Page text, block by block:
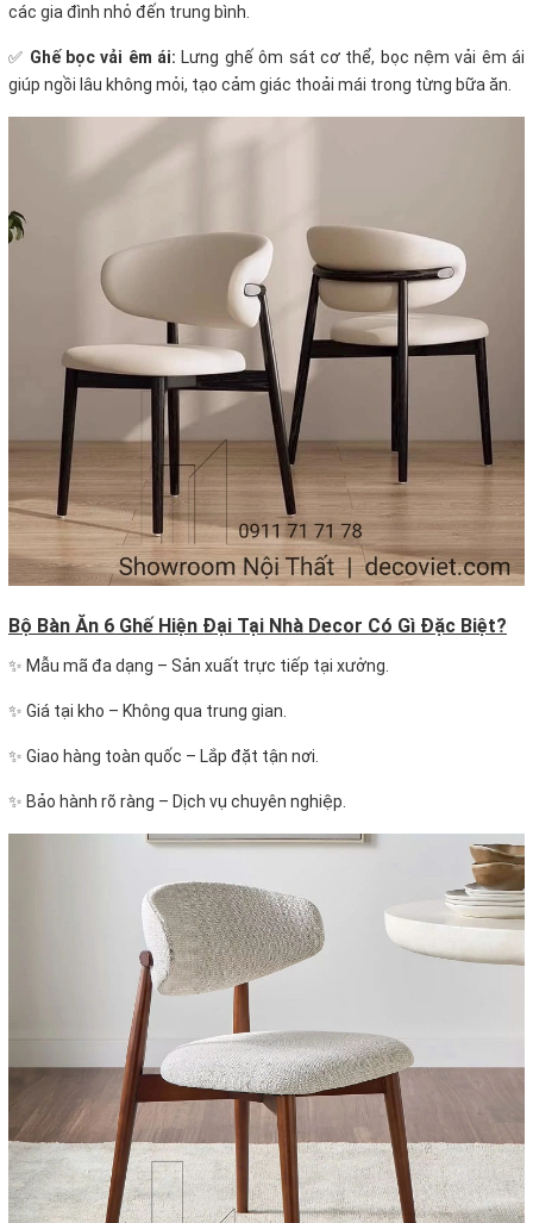
các gia đình nhỏ đến trung bình.
✅ Ghế bọc vải êm ái: Lưng ghế ôm sát cơ thể, bọc nệm vải êm ái
giúp ngồi lâu không mỏi, tạo cảm giác thoải mái trong từng bữa ăn.
Bộ Bàn Ăn 6 Ghế Hiện Đại Tại Nhà Decor Có Gì Đặc Biệt?
✨ Mẫu mã đa dạng – Sản xuất trực tiếp tại xưởng.
✨ Giá tại kho – Không qua trung gian.
✨ Giao hàng toàn quốc – Lắp đặt tận nơi.
✨ Bảo hành rõ ràng – Dịch vụ chuyên nghiệp.